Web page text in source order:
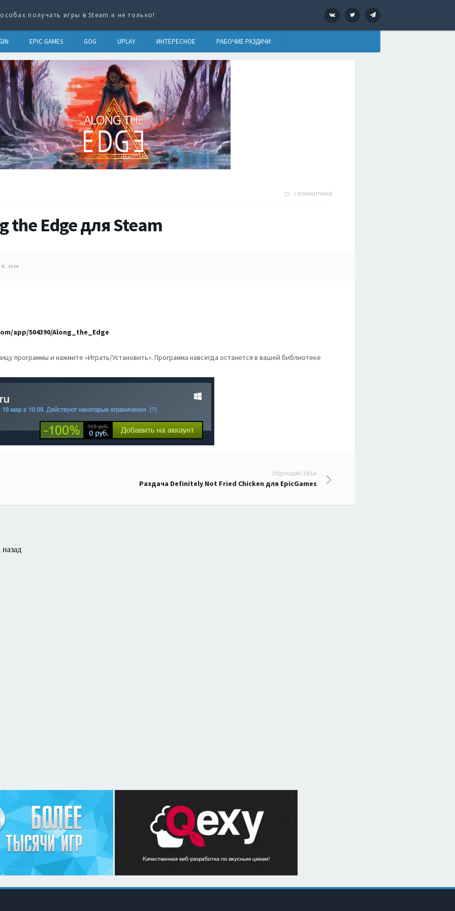
получать игры в Steam и не только! VK Twitter
EPIC GAMES GOG UPLAY ИНТЕРЕСНОЕ РАБОЧИЕ РАЗДАЧИ
1 КОММЕНТАРИЙ
the Edge для Steam
2026
app/504390/Along_the_Edge
программы и нажмите «Играть/Установить». Программа навсегда останется в вашей библиотеке
СЛЕДУЮЩАЯ СТАТЬЯ
Раздача Definitely Not Fried Chicken для EpicGames